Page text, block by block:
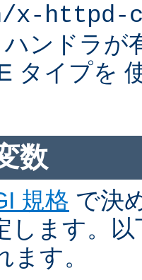
x-httpd-
ンドラが
タイプを
数
規格 で決
します。
ます。